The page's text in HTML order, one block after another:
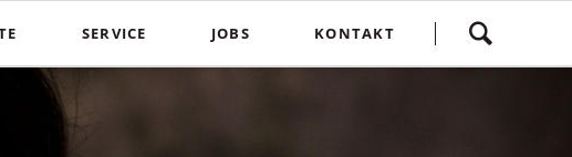
überspringen
& Styling
Balayage
SERVICE JOBS KONTAKT